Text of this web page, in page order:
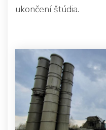
ukončení štúdia.